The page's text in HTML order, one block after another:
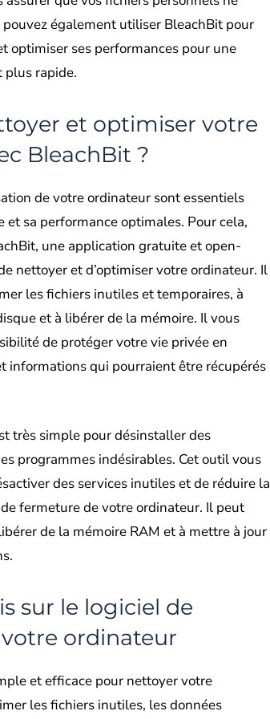
également utiliser BleachBit pour
optimiser ses performances pour une
plus rapide.
et optimiser votre
BleachBit ?
de votre ordinateur sont essentiels
et sa performance optimales. Pour cela,
une application gratuite et open-
nettoyer et d’optimiser votre ordinateur. Il
les fichiers inutiles et temporaires, à
et à libérer de la mémoire. Il vous
de protéger votre vie privée en
informations qui pourraient être récupérés
très simple pour désinstaller des
programmes indésirables. Cet outil vous
des services inutiles et de réduire la
fermeture de votre ordinateur. Il peut
de la mémoire RAM et à mettre à jour
sur le logiciel de
ordinateur
et efficace pour nettoyer votre
les fichiers inutiles, les données